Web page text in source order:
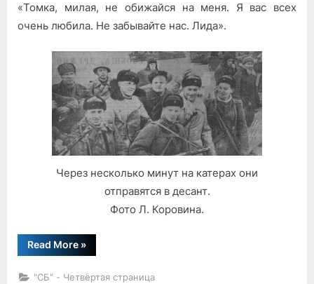
«Томка, милая, не обижайся на меня. Я вас всех
очень любила. Не забывайте нас. Лида».
Через несколько минут на катерах они
отправятся в десант.
Фото Л. Коровина.
Read More“«Не
забывайте
»
"СБ" - Четвёртая страница